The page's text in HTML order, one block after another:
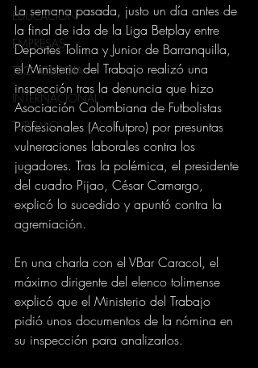
EDUCACION
EMPRESAS
TECNOLOGIA
INTERNACIONAL
TURISMO
La semana pasada, justo un día antes de
la final de ida de la Liga Betplay entre
Deportes Tolima y Junior de Barranquilla,
el Ministerio del Trabajo realizó una
inspección tras la denuncia que hizo
Asociación Colombiana de Futbolistas
Profesionales (Acolfutpro) por presuntas
vulneraciones laborales contra los
jugadores. Tras la polémica, el presidente
del cuadro Pijao, César Camargo,
explicó lo sucedido y apuntó contra la
agremiación.
En una charla con el VBar Caracol, el
máximo dirigente del elenco tolimense
explicó que el Ministerio del Trabajo
pidió unos documentos de la nómina en
su inspección para analizarlos.